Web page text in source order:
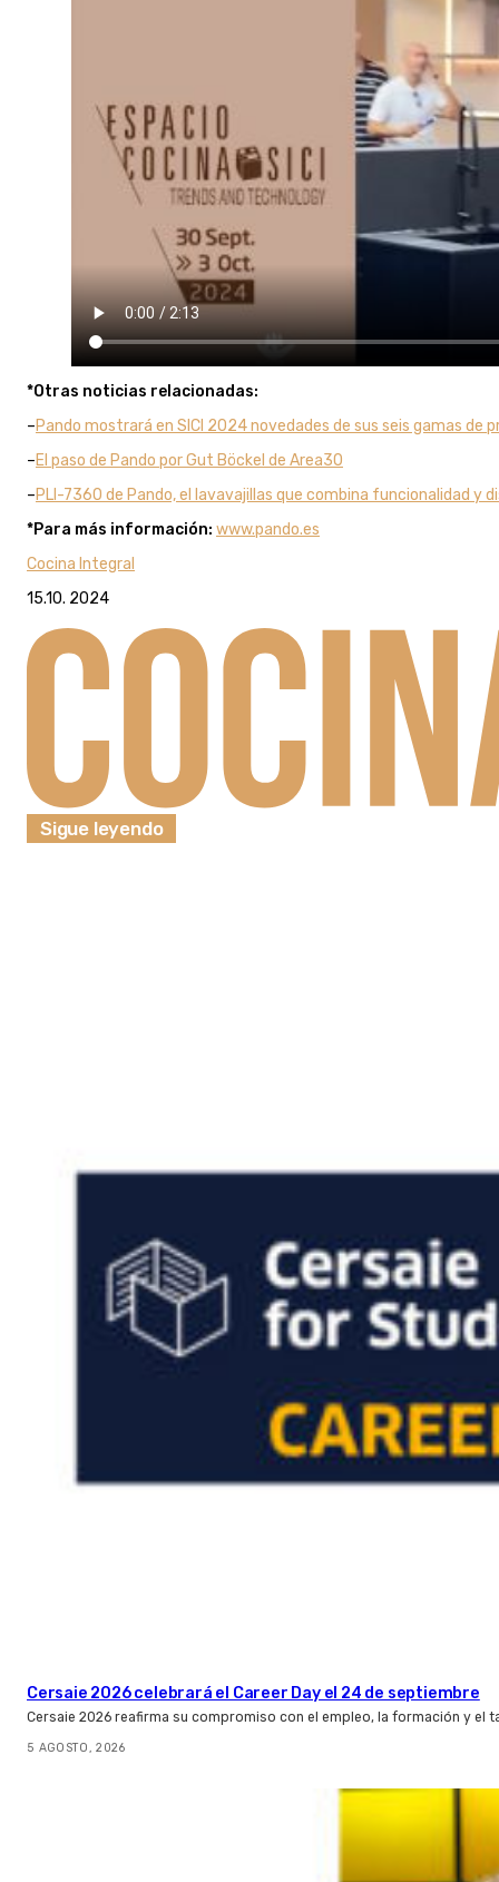
*Otras noticias relacionadas:
–Pando mostrará en SICI 2024 novedades de sus seis gamas de
–El paso de Pando por Gut Böckel de Area30
–PLI-7360 de Pando, el lavavajillas que combina funcionalidad y
*Para más información: www.pando.es
Cocina Integral
15.10. 2024
Sigue leyendo
Cersaie 2026 celebrará el Career Day el 24 de septiembre
Cersaie 2026 reafirma su compromiso con el empleo, la formación y el
5 AGOSTO, 2026